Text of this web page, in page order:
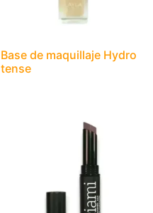
Base de maquillaje Hydro
tense